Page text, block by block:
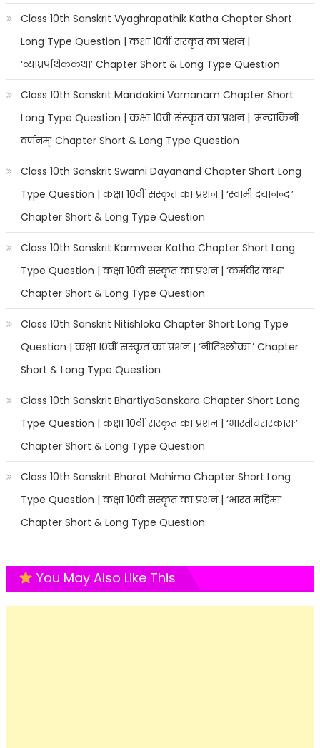
Class 10th Sanskrit Vyaghrapathik Katha Chapter Short
Long Type Question | कक्षा 10वीं संस्कृत का प्रशन |
‘व्याघ्रपथिककथा’ Chapter Short & Long Type Question
Class 10th Sanskrit Mandakini Varnanam Chapter Short
Long Type Question | कक्षा 10वीं संस्कृत का प्रशन | ‘मन्दाकिनी
वर्णनम्’ Chapter Short & Long Type Question
Class 10th Sanskrit Swami Dayanand Chapter Short Long
Type Question | कक्षा 10वीं संस्कृत का प्रशन | ‘स्वामी दयानन्दः’
Chapter Short & Long Type Question
Class 10th Sanskrit Karmveer Katha Chapter Short Long
Type Question | कक्षा 10वीं संस्कृत का प्रशन | ‘कर्मवीर कथा’
Chapter Short & Long Type Question
Class 10th Sanskrit Nitishloka Chapter Short Long Type
Question | कक्षा 10वीं संस्कृत का प्रशन | ‘नीतिश्लोकाः’ Chapter
Short & Long Type Question
Class 10th Sanskrit BhartiyaSanskara Chapter Short Long
Type Question | कक्षा 10वीं संस्कृत का प्रशन | ‘भारतीयसंस्काराः’
Chapter Short & Long Type Question
Class 10th Sanskrit Bharat Mahima Chapter Short Long
Type Question | कक्षा 10वीं संस्कृत का प्रशन | ‘भारत महिमा’
Chapter Short & Long Type Question
You May Also Like This